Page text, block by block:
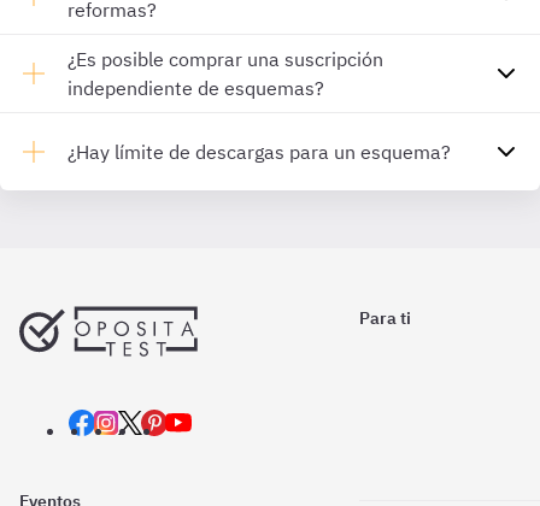
reformas?
¿Es posible comprar una suscripción
independiente de esquemas?
¿Hay límite de descargas para un esquema?
Para ti
Eventos